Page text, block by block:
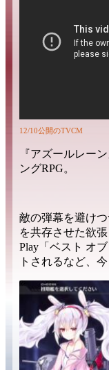
12/10公開のTVCM
『アズールレーン
ングRPG。
敵の弾幕を避けつ
を共存させた欲
Play「ベスト オブ
トされるなど、